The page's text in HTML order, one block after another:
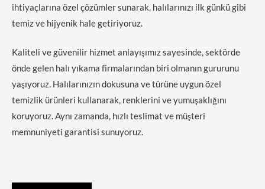
ihtiyaçlarına özel çözümler sunarak, halılarınızı ilk günkü gibi
temiz ve hijyenik hale getiriyoruz.
Kaliteli ve güvenilir hizmet anlayışımız sayesinde, sektörde
önde gelen halı yıkama firmalarından biri olmanın gururunu
yaşıyoruz. Halılarınızın dokusuna ve türüne uygun özel
temizlik ürünleri kullanarak, renklerini ve yumuşaklığını
koruyoruz. Aynı zamanda, hızlı teslimat ve müşteri
memnuniyeti garantisi sunuyoruz.